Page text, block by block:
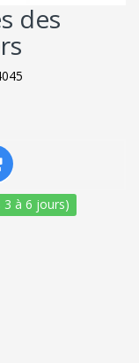
des
3 à 6 jours)